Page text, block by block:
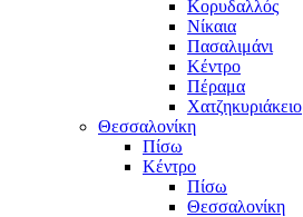
Κορυδαλλός
Νίκαια
Πασαλιμάνι
Κέντρο
Πέραμα
Χατζηκυριάκειο
Θεσσαλονίκη
Πίσω
Κέντρο
Πίσω
Θεσσαλονίκη